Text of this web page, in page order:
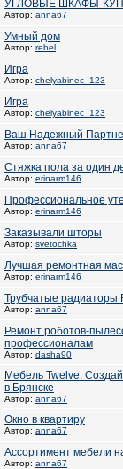
УГЛОВЫЕ ШКАФЫ-
Автор: anna67
Умный дом
Автор: rebel
Игра
Автор: chelyabinec_123
Игра
Автор: chelyabinec_123
Ваш Надежный
Автор: anna67
Стяжка пола за один
Автор: erinarm146
Профессиональное
Автор: erinarm146
Заказывали шторы
Автор: svetochka
Лучшая ремонтная
Автор: erinarm146
Трубчатые радиаторы
Автор: anna67
Ремонт роботов-
профессионалам
Автор: dasha90
Мебель Twelve:
в Брянске
Автор: anna67
Окно в квартиру
Автор: anna67
Ассортимент мебели
Автор: anna67